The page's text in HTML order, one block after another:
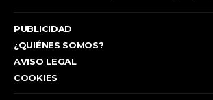
PUBLICIDAD
¿QUIÉNES SOMOS?
AVISO LEGAL
COOKIES